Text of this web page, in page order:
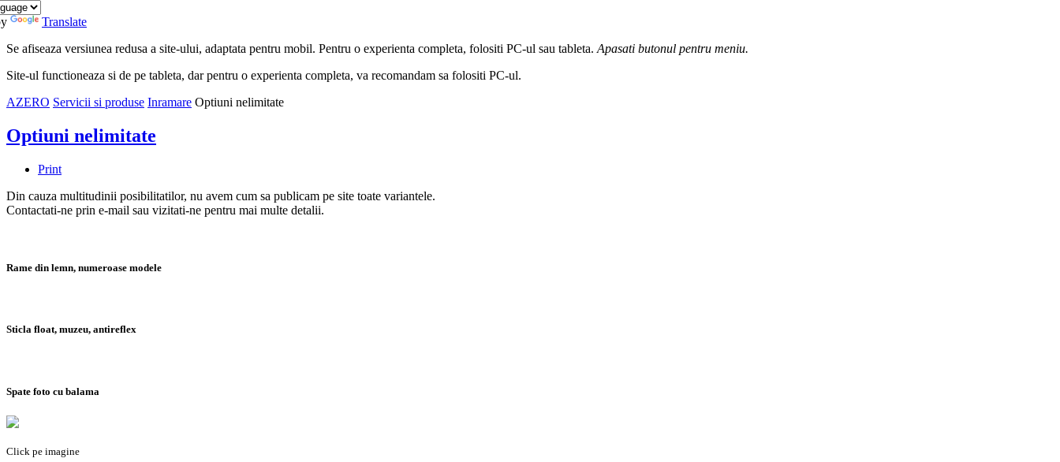
Translate
Se afiseaza versiunea redusa a site-ului, adaptata pentru mobil. Pentru o experienta completa, folositi PC-ul sau tableta. Apasati butonul pentru meniu.
Site-ul functioneaza si de pe tableta, dar pentru o experienta completa, va recomandam sa folositi PC-ul.
AZERO Servicii si produse Inramare Optiuni nelimitate
Optiuni nelimitate
Print
Din cauza multitudinii posibilitatilor, nu avem cum sa publicam pe site toate variantele.
Contactati-ne prin e-mail sau vizitati-ne pentru mai multe detalii.
Rame din lemn, numeroase modele
Sticla float, muzeu, antireflex
Spate foto cu balama
Click pe imagine